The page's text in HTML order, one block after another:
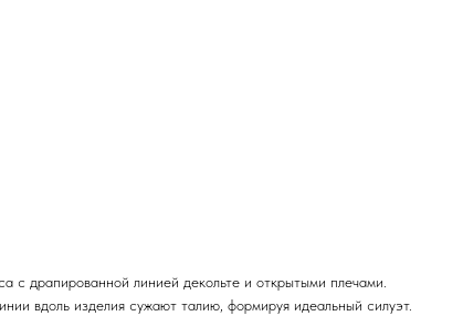
с драпированной линией декольте и открытыми плечами.
вдоль изделия сужают талию, формируя идеальный силуэт.